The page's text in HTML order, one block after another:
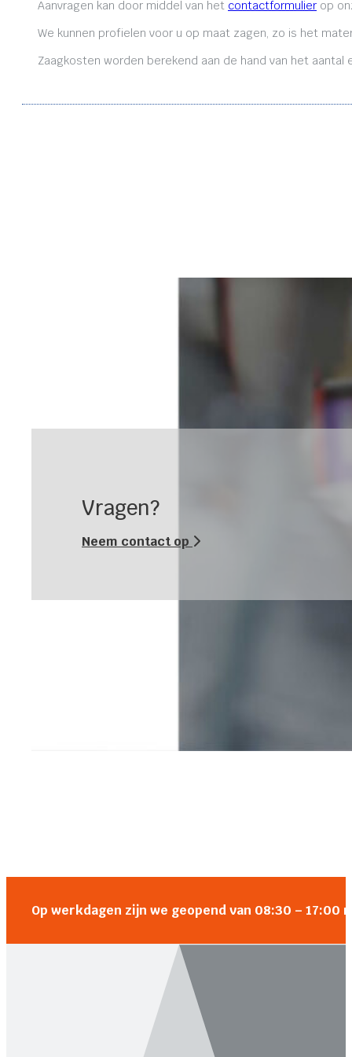
Aanvragen kan door middel van het contactformulier op
We kunnen profielen voor u op maat zagen, zo is het
Zaagkosten worden berekend aan de hand van het
Vragen?
Neem contact op
Op werkdagen zijn we geopend van 08:30 –